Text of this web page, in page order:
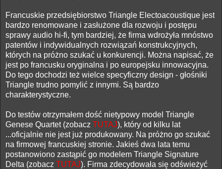
Francuskie przedsiębiorstwo Triangle Electoacoustique jest
bardzo renomowane i zasłużone dla rozwoju i postępu
sprawy audio hi-fi, tym bardziej, że firma wdrożyła mnóstwo
patentów i indywidualnych rozwiązań konstrukcyjnych,
których na próżno szukać u konkurencji. Można napisać, że
jest po francusku oryginalna i po europejsku innowacyjna.
Do tego dochodzi też wielce specyficzny design - głośniki
Triangle trudno pomylić z innymi. Są bardzo
charakterystyczne.
Do testów otrzymałem dość nietypowy model Triangle
Genese Quartet (zobacz TUTAJ), który od kilku lat
...oficjalnie nie jest już produkowany. Na próżno go szukać
na firmowej francuskiej stronie. Jakieś dwa lata temu
postanowiono zastąpić go modelem Triangle Signature
Delta (zobacz TUTAJ). Firma zdecydowała się odświeżyć